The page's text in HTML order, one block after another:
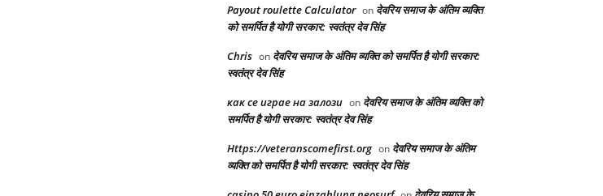
Payout roulette Calculator on देवरिय समाज के अंतिम व्यक्ति
को समर्पित है योगी सरकार: स्वतंत्र देव सिंह
Chris on देवरिय समाज के अंतिम व्यक्ति को समर्पित है योगी सरकार:
स्वतंत्र देव सिंह
как се играе на залози on देवरिय समाज के अंतिम व्यक्ति को
समर्पित है योगी सरकार: स्वतंत्र देव सिंह
Https://veteranscomefirst.org on देवरिय समाज के अंतिम
व्यक्ति को समर्पित है योगी सरकार: स्वतंत्र देव सिंह